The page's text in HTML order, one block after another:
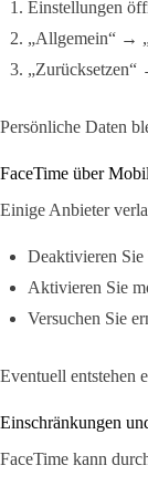
Einstellungen
„Allgemein“ →
Persönliche Daten
FaceTime über
Einige Anbieter
Deaktivieren
Aktivieren Sie
Versuchen Sie
Eventuell entstehen
Einschränkungen
FaceTime kann